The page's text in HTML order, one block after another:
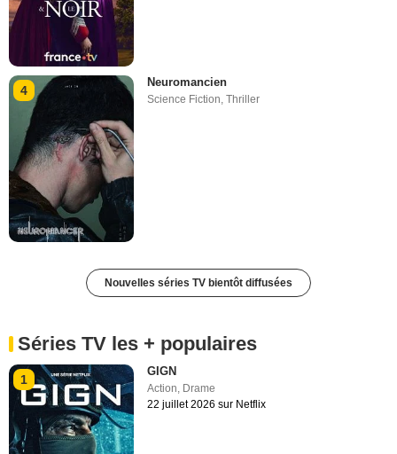
4
Neuromancien
Science Fiction ,Thriller
Nouvelles séries TV bientôt diffusées
Séries TV les + populaires
1
GIGN
Action, Drame
22 juillet 2026 sur Netflix